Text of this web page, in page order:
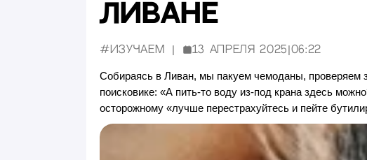
Ливане
#Изучаем Опубликовано:
13 апреля 2025 06:22
Собираясь в Ливан, мы пакуем чемоданы, проверяем
поисковике: «А пить-то воду из-под крана здесь
осторожному «лучше перестрахуйтесь и пейте